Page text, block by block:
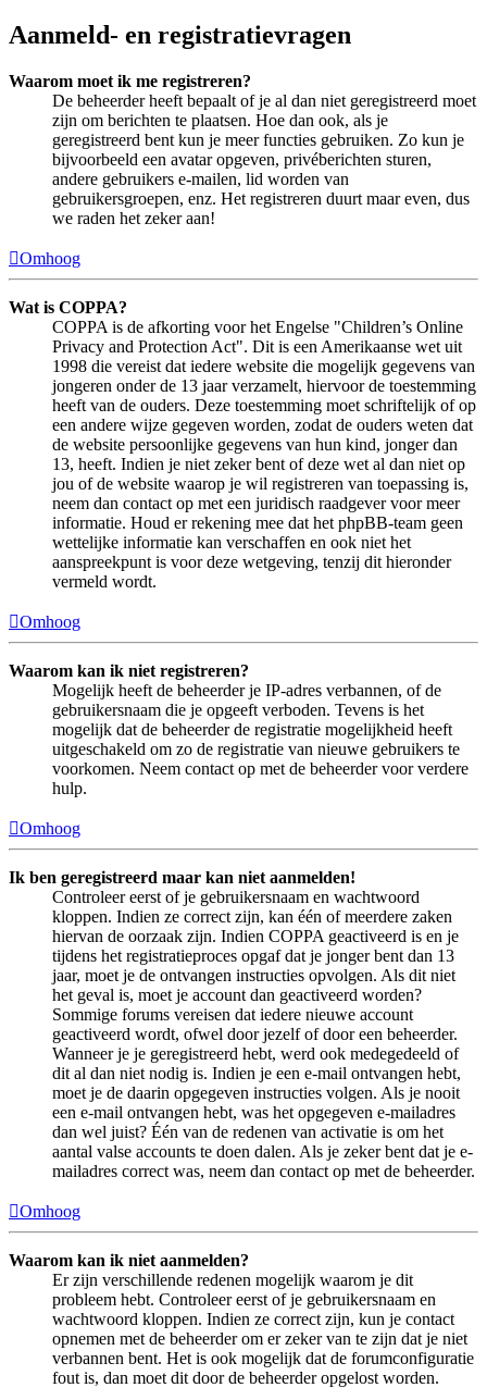
Aanmeld- en registratievragen
Waarom moet ik me registreren?
De beheerder heeft bepaalt of je al dan niet geregistreerd moet
zijn om berichten te plaatsen. Hoe dan ook, als je
geregistreerd bent kun je meer functies gebruiken. Zo kun je
bijvoorbeeld een avatar opgeven, privéberichten sturen,
andere gebruikers e-mailen, lid worden van
gebruikersgroepen, enz. Het registreren duurt maar even, dus
we raden het zeker aan!
Omhoog
Wat is COPPA?
COPPA is de afkorting voor het Engelse "Children’s Online
Privacy and Protection Act". Dit is een Amerikaanse wet uit
1998 die vereist dat iedere website die mogelijk gegevens van
jongeren onder de 13 jaar verzamelt, hiervoor de toestemming
heeft van de ouders. Deze toestemming moet schriftelijk of op
een andere wijze gegeven worden, zodat de ouders weten dat
de website persoonlijke gegevens van hun kind, jonger dan
13, heeft. Indien je niet zeker bent of deze wet al dan niet op
jou of de website waarop je wil registreren van toepassing is,
neem dan contact op met een juridisch raadgever voor meer
informatie. Houd er rekening mee dat het phpBB-team geen
wettelijke informatie kan verschaffen en ook niet het
aanspreekpunt is voor deze wetgeving, tenzij dit hieronder
vermeld wordt.
Omhoog
Waarom kan ik niet registreren?
Mogelijk heeft de beheerder je IP-adres verbannen, of de
gebruikersnaam die je opgeeft verboden. Tevens is het
mogelijk dat de beheerder de registratie mogelijkheid heeft
uitgeschakeld om zo de registratie van nieuwe gebruikers te
voorkomen. Neem contact op met de beheerder voor verdere
hulp.
Omhoog
Ik ben geregistreerd maar kan niet aanmelden!
Controleer eerst of je gebruikersnaam en wachtwoord
kloppen. Indien ze correct zijn, kan één of meerdere zaken
hiervan de oorzaak zijn. Indien COPPA geactiveerd is en je
tijdens het registratieproces opgaf dat je jonger bent dan 13
jaar, moet je de ontvangen instructies opvolgen. Als dit niet
het geval is, moet je account dan geactiveerd worden?
Sommige forums vereisen dat iedere nieuwe account
geactiveerd wordt, ofwel door jezelf of door een beheerder.
Wanneer je je geregistreerd hebt, werd ook medegedeeld of
dit al dan niet nodig is. Indien je een e-mail ontvangen hebt,
moet je de daarin opgegeven instructies volgen. Als je nooit
een e-mail ontvangen hebt, was het opgegeven e-mailadres
dan wel juist? Één van de redenen van activatie is om het
aantal valse accounts te doen dalen. Als je zeker bent dat je e-
mailadres correct was, neem dan contact op met de beheerder.
Omhoog
Waarom kan ik niet aanmelden?
Er zijn verschillende redenen mogelijk waarom je dit
probleem hebt. Controleer eerst of je gebruikersnaam en
wachtwoord kloppen. Indien ze correct zijn, kun je contact
opnemen met de beheerder om er zeker van te zijn dat je niet
verbannen bent. Het is ook mogelijk dat de forumconfiguratie
fout is, dan moet dit door de beheerder opgelost worden.